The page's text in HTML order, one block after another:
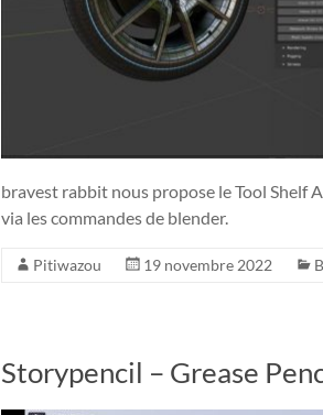
bravest rabbit nous propose le Tool Shelf
via les commandes de blender.
Pitiwazou 19 novembre 2022
Storypencil – Grease